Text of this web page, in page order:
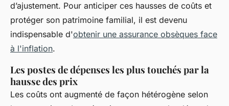
d’ajustement. Pour anticiper ces hausses de coûts et
protéger son patrimoine familial, il est devenu
indispensable d'obtenir une assurance obsèques face
à l'inflation.
Les postes de dépenses les plus touchés par la
hausse des prix
Les coûts ont augmenté de façon hétérogène selon